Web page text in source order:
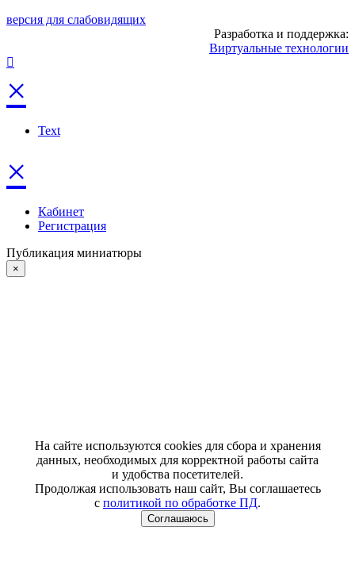
версия для слабовидящих
Разработка и поддержка:
Виртуальные технологии
×
Text
×
Кабинет
Регистрация
Публикация миниатюры
×
На сайте используются cookies для сбора и хранения
данных, необходимых для корректной работы сайта
и удобства посетителей.
Продолжая использовать наш сайт, Вы соглашаетесь
с политикой по обработке ПД.
Соглашаюсь